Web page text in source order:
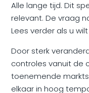
Alle lange tijd. Dit
relevant. De vraag
Lees verder als u
Door sterk
controles vanuit de
toenemende
elkaar in hoog